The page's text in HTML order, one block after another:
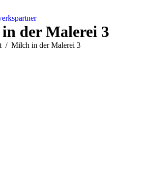
der Malerei 3
sich hier:
Milch in der Malerei 3